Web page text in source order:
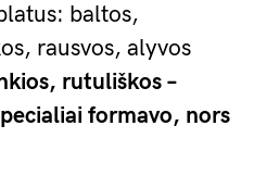
baltos,
rausvos, alyvos
rutuliškos –
formavo, nors